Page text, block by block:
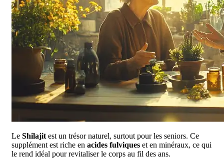
Le Shilajit est un trésor naturel, surtout pour les seniors. Ce
supplément est riche en acides fulviques et en minéraux, ce qui
le rend idéal pour revitaliser le corps au fil des ans.